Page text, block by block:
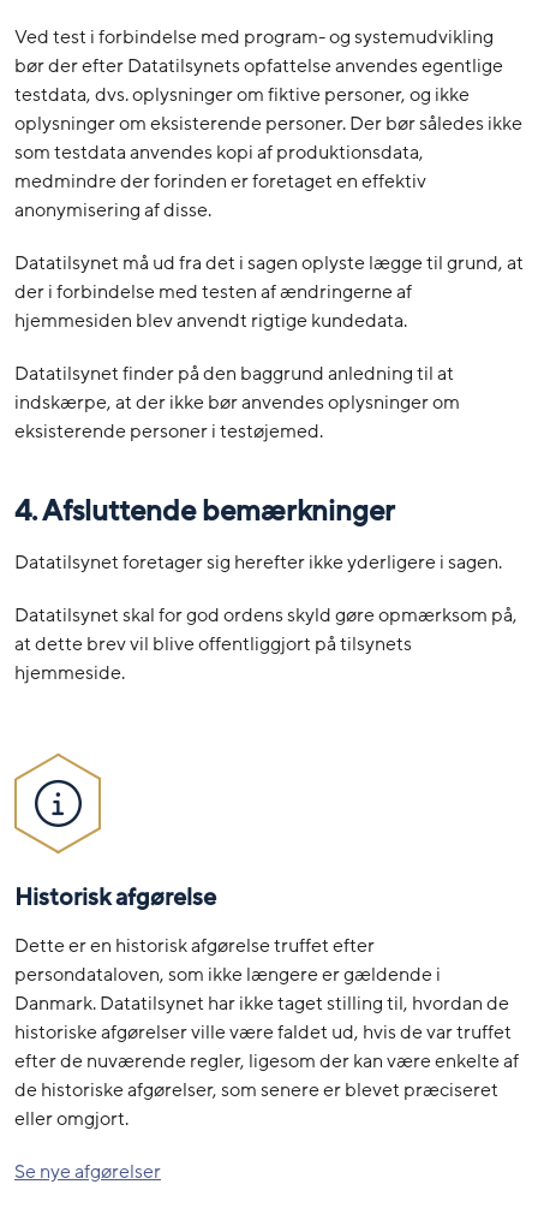
Ved test i forbindelse med program- og systemudvikling
bør der efter Datatilsynets opfattelse anvendes egentlige
testdata, dvs. oplysninger om fiktive personer, og ikke
oplysninger om eksisterende personer. Der bør således ikke
som testdata anvendes kopi af produktionsdata,
medmindre der forinden er foretaget en effektiv
anonymisering af disse.
Datatilsynet må ud fra det i sagen oplyste lægge til grund, at
der i forbindelse med testen af ændringerne af
hjemmesiden blev anvendt rigtige kundedata.
Datatilsynet finder på den baggrund anledning til at
indskærpe, at der ikke bør anvendes oplysninger om
eksisterende personer i testøjemed.
4. Afsluttende bemærkninger
Datatilsynet foretager sig herefter ikke yderligere i sagen.
Datatilsynet skal for god ordens skyld gøre opmærksom på,
at dette brev vil blive offentliggjort på tilsynets
hjemmeside.
Historisk afgørelse
Dette er en historisk afgørelse truffet efter
persondataloven, som ikke længere er gældende i
Danmark. Datatilsynet har ikke taget stilling til, hvordan de
historiske afgørelser ville være faldet ud, hvis de var truffet
efter de nuværende regler, ligesom der kan være enkelte af
de historiske afgørelser, som senere er blevet præciseret
eller omgjort.
Se nye afgørelser